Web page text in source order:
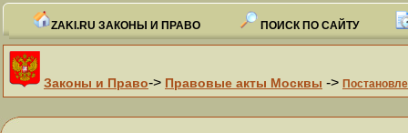
ZAKI.RU ЗАКОНЫ И ПРАВО ПОИСК ПО САЙТУ
Законы и Право-> Правовые акты Москвы ->